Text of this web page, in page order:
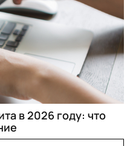
в 2026 году: что